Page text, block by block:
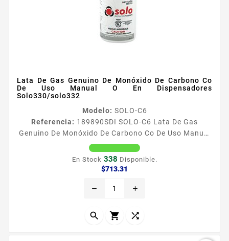
Lata De Gas Genuino De Monóxido De Carbono Co
De Uso Manual O En Dispensadores
Solo330/solo332
Modelo: SOLO-C6
Referencia: 189890SDI SOLO-C6 Lata De Gas
Genuino De Monóxido De Carbono Co De Uso Manual
O En Dispensadores Solo330/solo332 Solo C6 Solo
C6 proporciona una forma raacutepida y sencilla de
cumplir con los requisitos de la legislacioacuten
introduccioacuten de CO real en la celda de
comprobador de detectores de CO clasificado...
En Stock 338 Disponible.
$713.31
remove add
  